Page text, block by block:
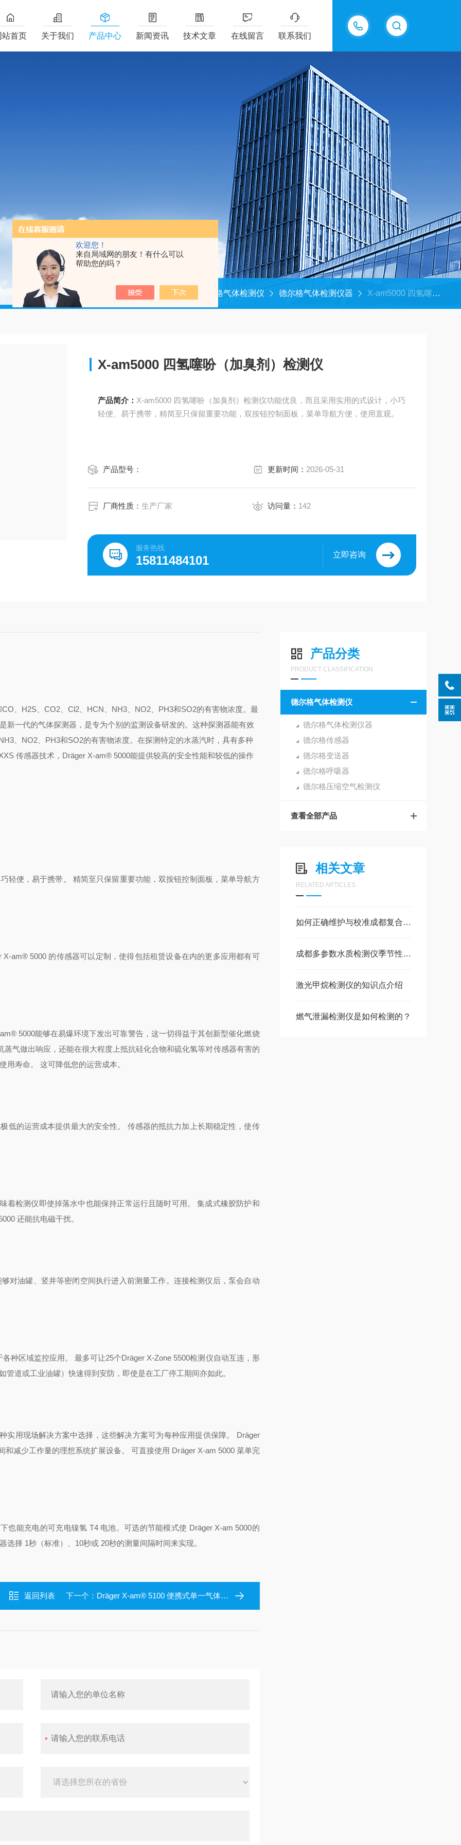
欢迎您！
来自局域网的朋友！有什么可以
帮助您的吗？
15811484101
站首页 关于我们 产品中心 新闻资讯 技术文章 在线留言 联系我们
首页 产品中心 德尔格气体检测仪 德尔格气体检测仪器 X-am5000 四氢噻吩（加臭剂）检测仪
X-am5000 四氢噻吩（加臭剂）检测仪
产品简介： X-am5000 四氢噻吩（加臭剂）检测仪功能优良，而且采用实用的式设计，小巧
轻便、易于携带，精简至只保留重要功能，双按钮控制面板，菜单导航方便，使用直观。
产品型号： 更新时间： 2026-05-31
厂商性质：生产厂家 访问量： 142
服务热线
15811484101 立即咨询
产品分类
PRODUCT CLASSIFICATION
德尔格气体检测仪
德尔格气体检测仪器
德尔格传感器
德尔格变送器
德尔格呼吸器
德尔格压缩空气检测仪
查看全部产品
相关文章
RELATED ARTICLES
如何正确维护与校准成都复合气体检测仪以保障其长期稳定性？
成都多参数水质检测仪季节性维护要点：应对温度、湿度变化影响的调整策略
激光甲烷检测仪的知识点介绍
燃气泄漏检测仪是如何检测的？
、H2S、CO2、Cl2、HCN、NH3、NO2、PH3和SO2的有害物浓度。最
是新一代的气体探测器，是专为个别的监测设备研发的。这种探测器能有效
、NO2、PH3和SO2的有害物浓度。在探测特定的水蒸汽时，具有多种
传感器技术， Dräger X-am® 5000能提供较高的安全性能和较低的操作
轻便，易于携带。 精简至只保留重要功能，双按钮控制面板，菜单导航方
X-am®5000 的传感器可以定制，使得包括租赁设备在内的更多应用都有可
5000能够在易爆环境下发出可靠警告，这一切得益于其创新型催化燃烧
气做出响应，还能在很大程度上抵抗硅化合物和硫化氢等对传感器有害的
用寿命。 这可降低您的运营成本。
低的运营成本提供最大的安全性。 传感器的抵抗力加上长期稳定性，使传
着检测仪即使掉落水中也能保持正常运行且随时可用。 集成式橡胶防护和
还能抗电磁干扰。
对油罐、竖井等密闭空间执行进入前测量工作。连接检测仪后，泵会自动
种区域监控应用。 最多可让25个Dräger X-Zone 5500检测仪自动互连，形
道或工业油罐）快速得到安防，即使是在工厂停工期间亦如此。
实用现场解决方案中选择，这些解决方案可为每种应用提供保障。 Dräger
减少工作量的理想系统扩展设备。 可直接使用 Dräger X-am 5000 菜单完
也能充电的可充电镍氢 T4 电池。可选的节能模式使 Dräger X-am 5000的
择 1秒（标准）、10秒或 20秒的测量间隔时间来实现。
返回列表 下一个： Dräger X-am® 5100 便携式单一气体检测仪